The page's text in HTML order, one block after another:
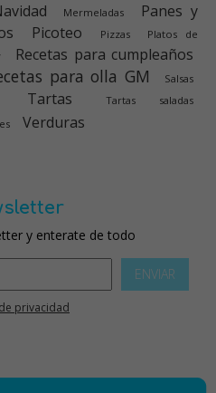
Mermeladas
Panes y
Picoteo Pizzas
Platos de
Recetas para cumpleaños
para olla GM
Salsas
Tartas Tartas saladas
Verduras
y enterate de todo
ENVIAR
privacidad